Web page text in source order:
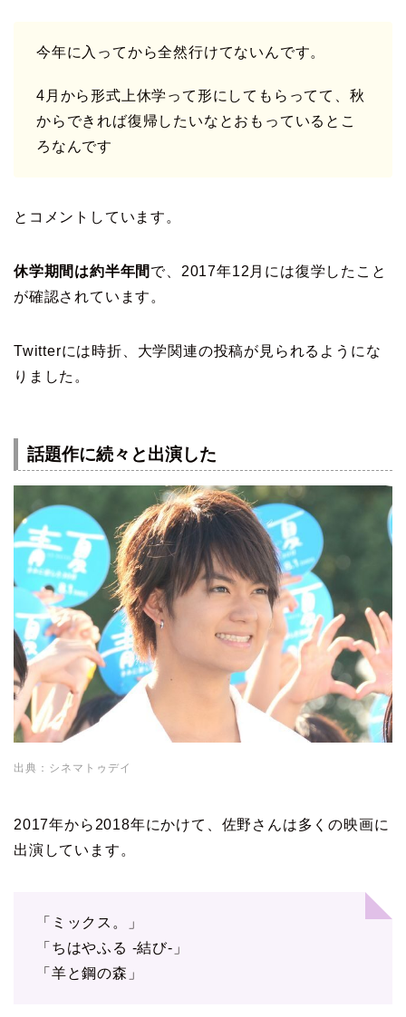
今年に入ってから全然行けてないんです。
4月から形式上休学って形にしてもらってて、秋
からできれば復帰したいなとおもっているとこ
ろなんです
とコメントしています。
休学期間は約半年間 で、2017年12月には復学したこと
が確認されています。
Twitterには時折、大学関連の投稿が見られるようにな
りました。
話題作に続々と出演した
出典：シネマトゥデイ
2017年から2018年にかけて、佐野さんは多くの映画に
出演しています。
「ミックス。」
「ちはやふる -結び-」
「羊と鋼の森」